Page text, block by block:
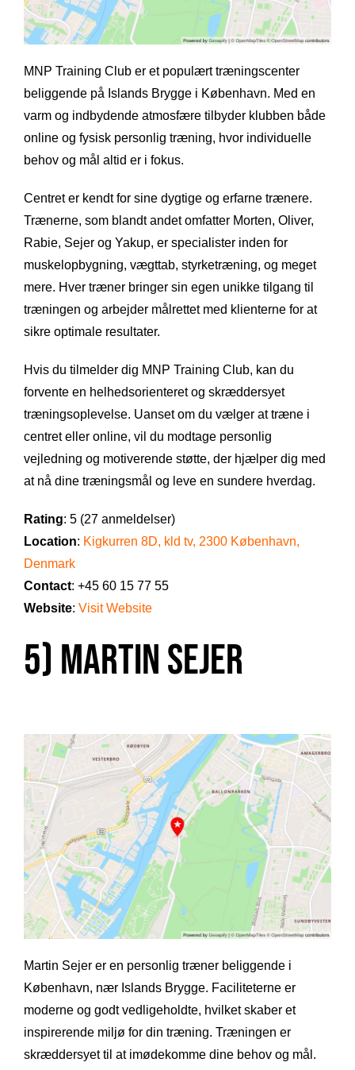
MNP Training Club er et populært træningscenter
beliggende på Islands Brygge i København. Med en
varm og indbydende atmosfære tilbyder klubben både
online og fysisk personlig træning, hvor individuelle
behov og mål altid er i fokus.
Centret er kendt for sine dygtige og erfarne trænere.
Trænerne, som blandt andet omfatter Morten, Oliver,
Rabie, Sejer og Yakup, er specialister inden for
muskelopbygning, vægttab, styrketræning, og meget
mere. Hver træner bringer sin egen unikke tilgang til
træningen og arbejder målrettet med klienterne for at
sikre optimale resultater.
Hvis du tilmelder dig MNP Training Club, kan du
forvente en helhedsorienteret og skræddersyet
træningsoplevelse. Uanset om du vælger at træne i
centret eller online, vil du modtage personlig
vejledning og motiverende støtte, der hjælper dig med
at nå dine træningsmål og leve en sundere hverdag.
Rating: 5 (27 anmeldelser)
Location: Kigkurren 8D, kld tv, 2300 København,
Denmark
Contact: +45 60 15 77 55
Website: Visit Website
5) Martin Sejer
Martin Sejer er en personlig træner beliggende i
København, nær Islands Brygge. Faciliteterne er
moderne og godt vedligeholdte, hvilket skaber et
inspirerende miljø for din træning. Træningen er
skræddersyet til at imødekomme dine behov og mål.